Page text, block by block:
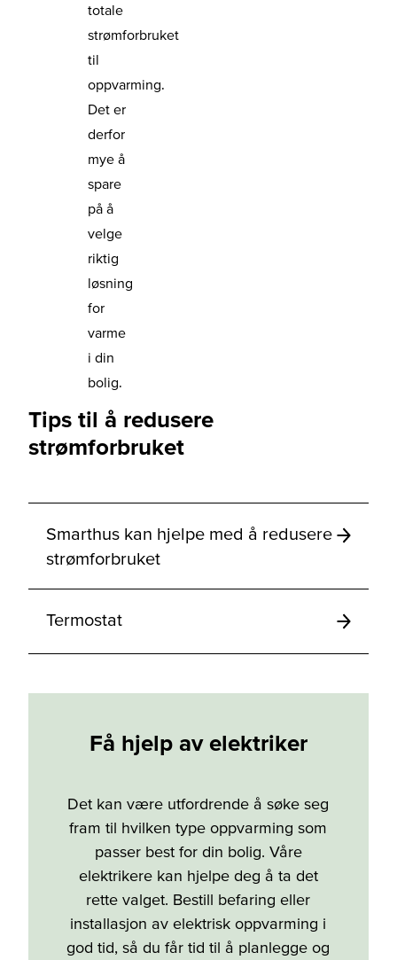
totale
strømforbruket
til
oppvarming.
Det er
derfor
mye å
spare
på å
velge
riktig
løsning
for
varme
i din
bolig.
Tips til å redusere
strømforbruket
Smarthus kan hjelpe med å redusere
strømforbruket
Termostat
Få hjelp av elektriker
Det kan være utfordrende å søke seg
fram til hvilken type oppvarming som
passer best for din bolig. Våre
elektrikere kan hjelpe deg å ta det
rette valget. Bestill befaring eller
installasjon av elektrisk oppvarming i
god tid, så du får tid til å planlegge og